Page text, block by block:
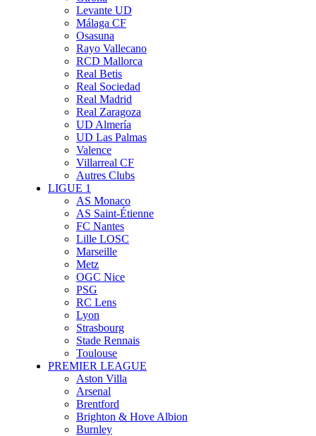
Levante UD
Málaga CF
Osasuna
Rayo Vallecano
RCD Mallorca
Real Betis
Real Sociedad
Real Madrid
Real Zaragoza
UD Almería
UD Las Palmas
Valence
Villarreal CF
Autres Clubs
LIGUE 1
AS Monaco
AS Saint-Étienne
FC Nantes
Lille LOSC
Marseille
Metz
OGC Nice
PSG
RC Lens
Lyon
Strasbourg
Stade Rennais
Toulouse
PREMIER LEAGUE
Aston Villa
Arsenal
Brentford
Brighton & Hove Albion
Burnley